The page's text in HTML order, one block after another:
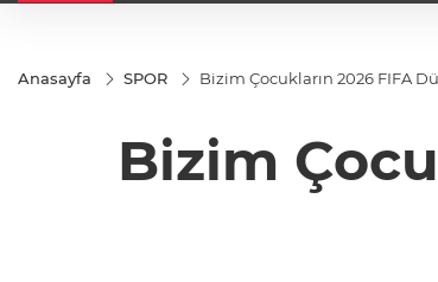
Anasayfa SPOR Bizim Çocukların 2026 FIFA
Bizim